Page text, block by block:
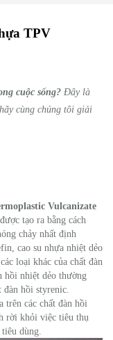
TPV
cuộc sống? Đây là
cùng chúng tôi giải
Vulcanizate
tạo ra bằng cách
chảy nhất định
cao su nhựa nhiệt dẻo
loại khác của chất đàn
hồi nhiệt dẻo thường
hồi styrenic.
trên các chất đàn hồi
rời khỏi việc tiêu thụ
dùng.